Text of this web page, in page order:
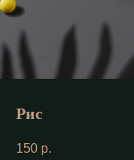
Рис
150 р.